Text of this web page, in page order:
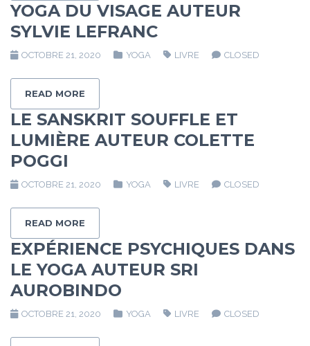
YOGA DU VISAGE AUTEUR
SYLVIE LEFRANC
OCTOBRE 21, 2020 YOGA LIVRE CLOSED
READ MORE
LE SANSKRIT SOUFFLE ET
LUMIÈRE AUTEUR COLETTE
POGGI
OCTOBRE 21, 2020 YOGA LIVRE CLOSED
READ MORE
EXPÉRIENCE PSYCHIQUES DANS
LE YOGA AUTEUR SRI
AUROBINDO
OCTOBRE 21, 2020 YOGA LIVRE CLOSED